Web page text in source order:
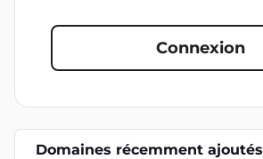
Connexion
Domaines récemment ajoutés